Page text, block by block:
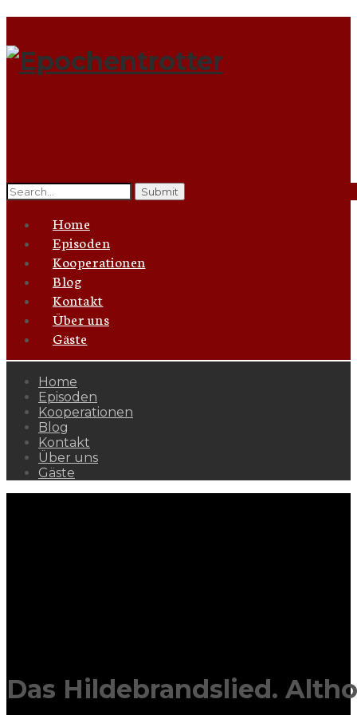
Search
for:
Home
Episoden
Kooperationen
Blog
Kontakt
Über uns
Gäste
Home
Episoden
Kooperationen
Blog
Kontakt
Über uns
Gäste
Das Hildebrandslied.